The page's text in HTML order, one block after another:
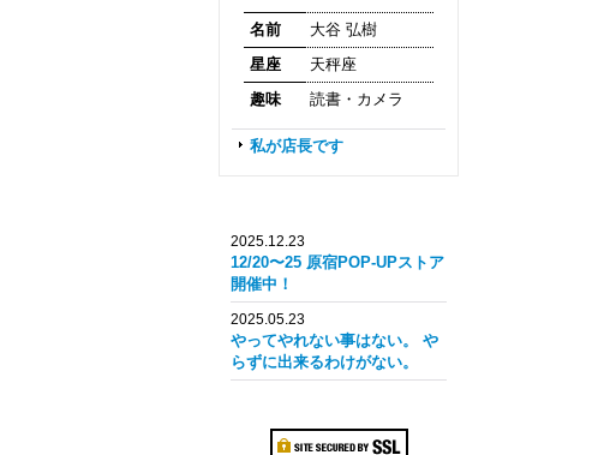
名前
大谷 弘樹
星座
天秤座
趣味
読書・カメラ
私が店長です
2025.12.23
12/20〜25 原宿POP-UPストア
開催中！
2025.05.23
やってやれない事はない。 や
らずに出来るわけがない。